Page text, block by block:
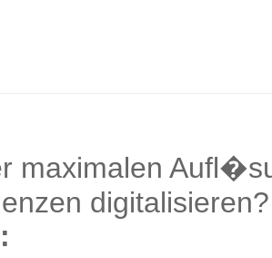
maximalen
digitalisieren?